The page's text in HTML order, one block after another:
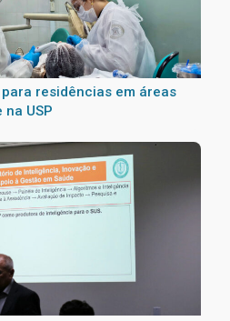
residências em áreas
USP